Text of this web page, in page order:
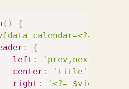
( )
{
:
{
left : 'prev,next today'
center : 'title'
right :
'<?=